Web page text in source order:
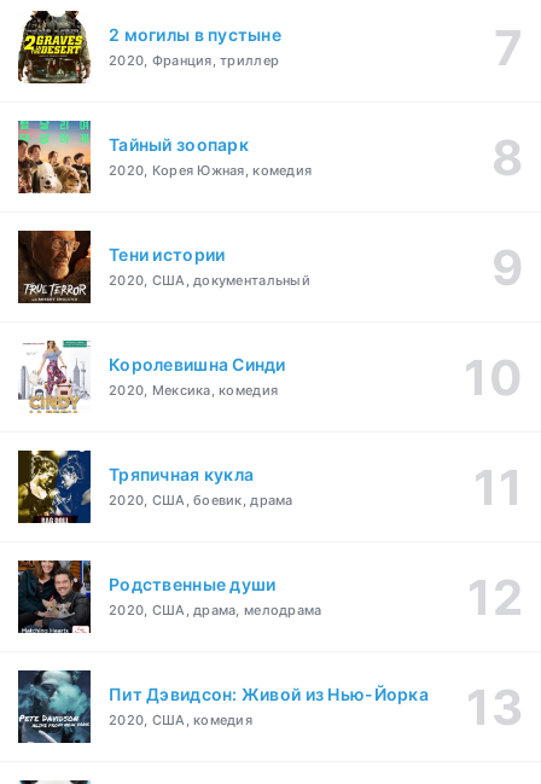
2 могилы в пустыне
2020, Франция, триллер
Тайный зоопарк
2020, Корея Южная, комедия
Тени истории
2020, США, документальный
Королевишна Синди
2020, Мексика, комедия
Тряпичная кукла
2020, США, боевик, драма
Родственные души
2020, США, драма, мелодрама
Пит Дэвидсон: Живой из Нью-Йорка
2020, США, комедия